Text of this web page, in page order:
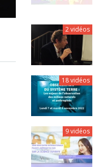
2 vidéos
18 vidéos
9 vidéos